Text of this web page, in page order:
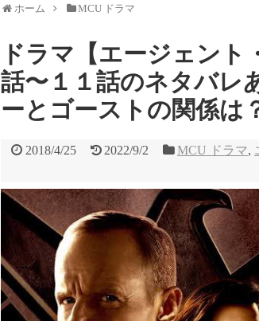
ホーム MCU ドラマ
ドラマ【エージェント
話〜１１話のネタバレ
ーとゴーストの関係は
2018/4/25 2022/9/2 MCU ドラマ,